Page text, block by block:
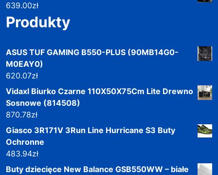
639.00zł
Produkty
ASUS TUF GAMING B550-PLUS (90MB14G0-
M0EAY0)
620.07zł
Vidaxl Biurko Czarne 110X50X75Cm Lite Drewno
Sosnowe (814508)
870.78zł
Giasco 3R171V 3Run Line Hurricane S3 Buty
Ochronne
483.94zł
Buty dziecięce New Balance GSB550WW – białe